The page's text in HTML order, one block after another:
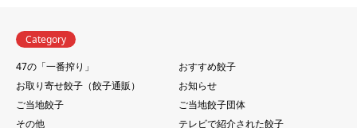
Category
47の「一番搾り」
おすすめ餃子
お取り寄せ餃子（餃子通販）
お知らせ
ご当地餃子
ご当地餃子団体
その他
テレビで紹介された餃子